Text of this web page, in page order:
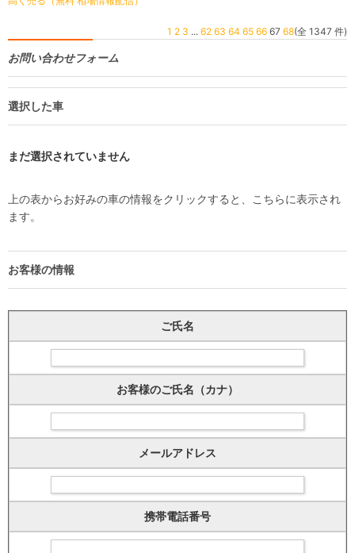
1 2 3 ... 62 63 64 65 66 67 68(全 1347 件)
お問い合わせフォーム
選択した車
まだ選択されていません
上の表からお好みの車の情報をクリックすると、こちらに表示され
ます。
お客様の情報
ご氏名
お客様のご氏名（カナ）
メールアドレス
携帯電話番号